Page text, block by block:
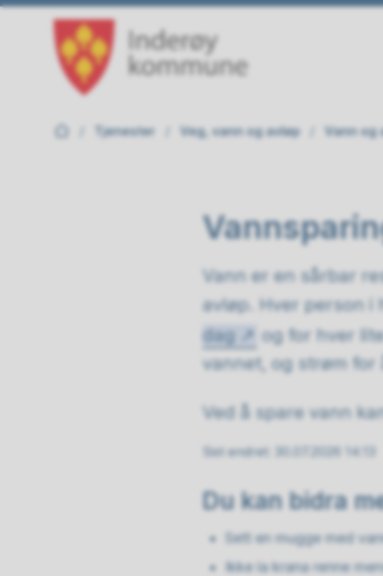
Du er her:Tjenester Veg, vann og avløp Vann og
Vann er en sårbar
avløp. Hver person
dag
og for hver
vannet, og strøm for
Ved å spare vann
Sist endret 30.07.2026 14:13
Du kan bidra
Sett en mugge med
Ikke la krana renne